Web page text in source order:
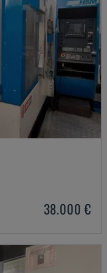
38.000 €